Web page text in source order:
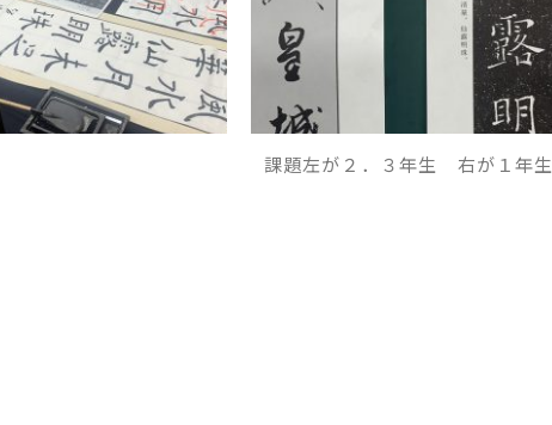
課題左が２．３年生 右が１年生